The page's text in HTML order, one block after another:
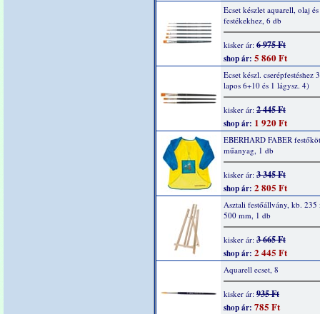
Ecset készlet aquarell, olaj
festékekhez, 6 db
kisker ár: 6 975 Ft
shop ár: 5 860 Ft
Ecset készl. cserépfestéshez
lapos 6+10 és 1 lágysz. 4)
kisker ár: 2 445 Ft
shop ár: 1 920 Ft
EBERHARD FABER
műanyag, 1 db
kisker ár: 3 345 Ft
shop ár: 2 805 Ft
Asztali festőállvány, kb.
500 mm, 1 db
kisker ár: 3 665 Ft
shop ár: 2 445 Ft
Aquarell ecset, 8
kisker ár: 935 Ft
shop ár: 785 Ft